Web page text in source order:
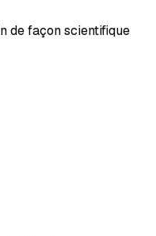
de façon scientifique